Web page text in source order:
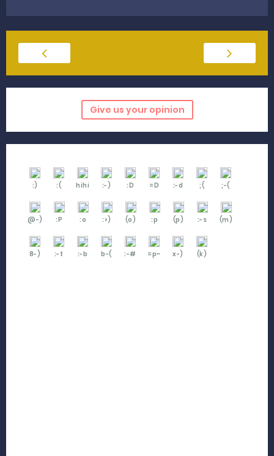
Give us your opinion
:) :( hihi :-) :D =D :-d ;( ;-(
@-) :P :o :>) (o) :p (p) :-s (m)
8-) :-t :-b b-( :-# =p~ x-) (k)